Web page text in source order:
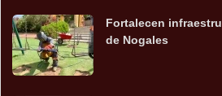
Fortalecen
de Nogales